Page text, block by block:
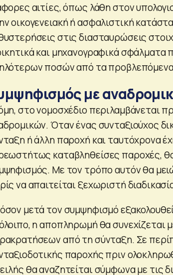
αιτίες, όπως λάθη στον
οικογενειακή ή ασφαλιστική
στις διασταυρώσεις
και μηχανογραφικά σφάλματα
ποσών από τα
με
στο νομοσχέδιο περιλαμβάνεται
Όταν ένας συνταξιούχος
ή άλλη παροχή και ταυτόχρονα
καταβληθείσες παροχές,
Με τον τρόπο αυτόν θα
να απαιτείται ξεχωριστή
μετά τον συμψηφισμό
η αποπληρωμή θα συνεχίζεται
από τη σύνταξη. Σε
παροχής πριν
θα αναζητείται σύμφωνα με τις